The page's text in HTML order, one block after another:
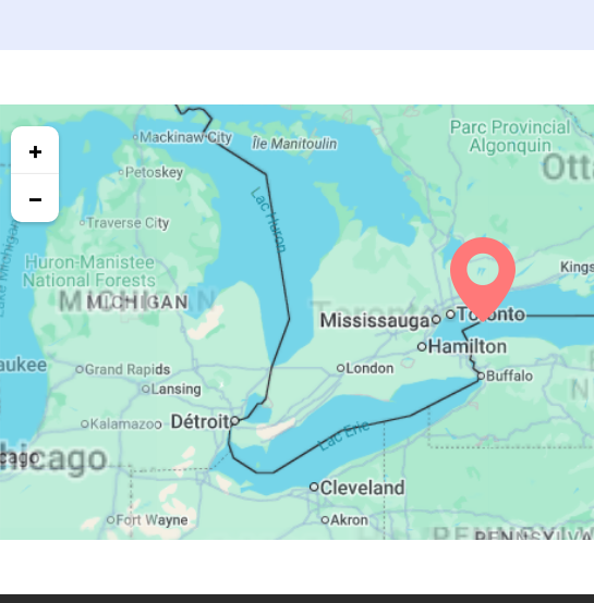
23, Di
05:24 06:31 13:20
24, Lu
05:26 06:32 13:20
25, Ma
05:27 06:33
26, Me
05:28 06:35 13:19
27, Je
05:30 06:36 13:19
28, Ve
05:31 13:19
29, Sa
05:32 06:38 13:18
30, Di
05:34 06:39 13:18
31, Lu
05:35 06:40
+
−